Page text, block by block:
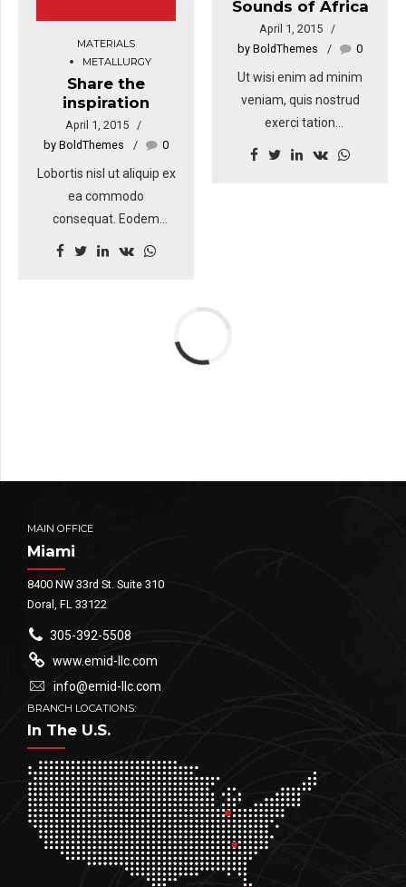
MATERIALS
METALLURGY
Share the
inspiration
April 1, 2015
by BoldThemes
0
Lobortis nisl ut aliquip ex
ea commodo
consequat. Eodem
modo typi, qui nunc
Sounds of Africa
April 1, 2015
by BoldThemes
0
Ut wisi enim ad minim
veniam, quis nostrud
exerci tation
ullamcorper suscipit
MAIN OFFICE
Miami
8400 NW 33rd St. Suite 310
Doral, FL 33122
305-392-5508
www.emid-llc.com
info@emid-llc.com
BRANCH LOCATIONS:
In The U.S.